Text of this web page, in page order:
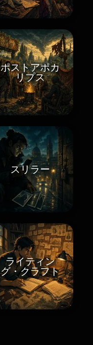
ポストアポカ
リプス
スリラー
ライティン
グ・クラフト